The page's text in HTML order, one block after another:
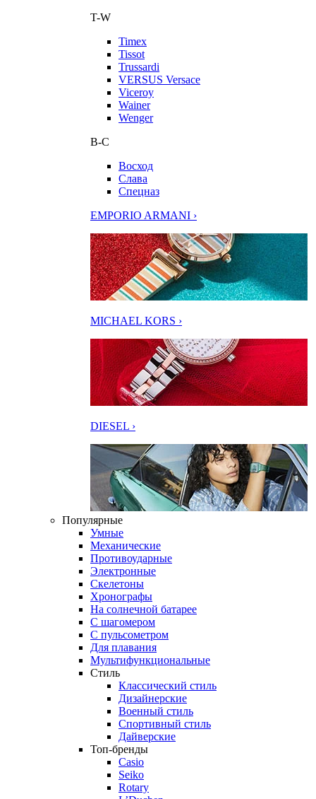
T-W
Timex
Tissot
Trussardi
VERSUS Versace
Viceroy
Wainer
Wenger
В-С
Восход
Слава
Спецназ
EMPORIO ARMANI ›
MICHAEL KORS ›
DIESEL ›
Популярные
Умные
Механические
Противоударные
Электронные
Скелетоны
Хронографы
На солнечной батарее
С шагомером
С пульсометром
Для плавания
Мультифункциональные
Стиль
Классический стиль
Дизайнерские
Военный стиль
Спортивный стиль
Дайверские
Топ-бренды
Casio
Seiko
Rotary